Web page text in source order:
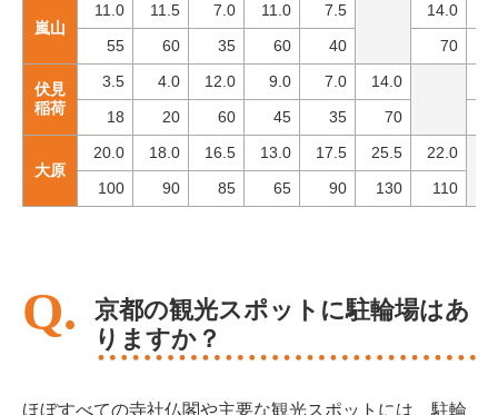
嵐山
11.0 11.5 7.0 11.0 7.5 14.0
55
60 35 60 40 70
伏見
稲荷
3.5 4.0 12.0 9.0 7.0 14.0
18
20 60 45 35 70
大原
20.0 18.0 16.5 13.0 17.5 25.5
22.0
100
90 85 65 90 130 110
京都の観光スポットに駐輪場はあ
りますか？
ほぼすべての寺社仏閣や主要な観光スポットには、駐輪